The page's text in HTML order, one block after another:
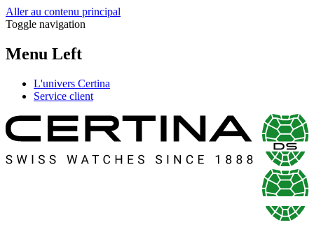
Aller au contenu principal
Toggle navigation
Menu Left
L'univers Certina
Service client